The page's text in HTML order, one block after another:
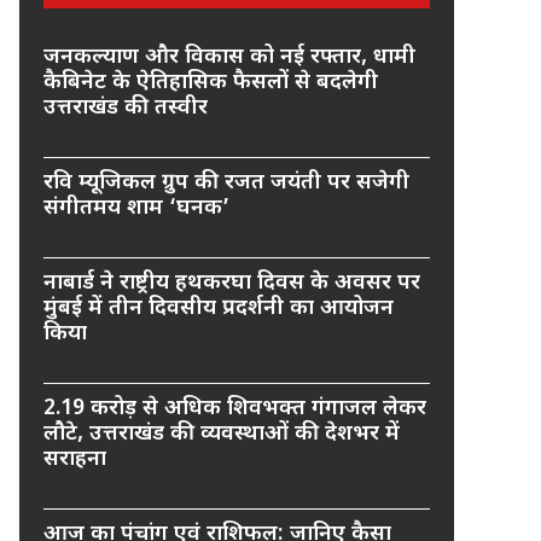
जनकल्याण और विकास को नई रफ्तार, धामी
कैबिनेट के ऐतिहासिक फैसलों से बदलेगी
उत्तराखंड की तस्वीर
रवि म्यूजिकल ग्रुप की रजत जयंती पर सजेगी
संगीतमय शाम ‘घनक’
नाबार्ड ने राष्ट्रीय हथकरघा दिवस के अवसर पर
मुंबई में तीन दिवसीय प्रदर्शनी का आयोजन
किया
2.19 करोड़ से अधिक शिवभक्त गंगाजल लेकर
लौटे, उत्तराखंड की व्यवस्थाओं की देशभर में
सराहना
आज का पंचांग एवं राशिफल: जानिए कैसा